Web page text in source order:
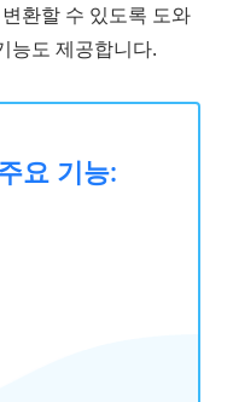
환할 수 있도록 도와
능도 제공합니다.
요 기능: